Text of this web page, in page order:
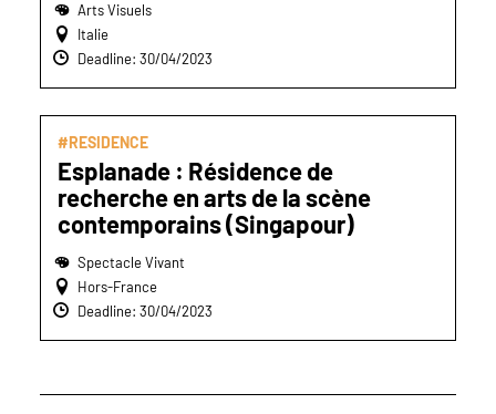
Arts Visuels
Italie
Deadline: 30/04/2023
#RESIDENCE
Esplanade : Résidence de
recherche en arts de la scène
contemporains (Singapour)
Spectacle Vivant
Hors-France
Deadline: 30/04/2023